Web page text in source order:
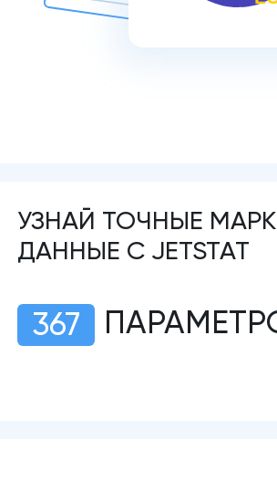
УЗНАЙ ТОЧНЫЕ
ДАННЫЕ С JETSTAT
367